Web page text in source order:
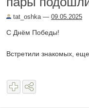
tat_oshka— 09.05.2025
С Днём Победы!
Встретили знакомых,